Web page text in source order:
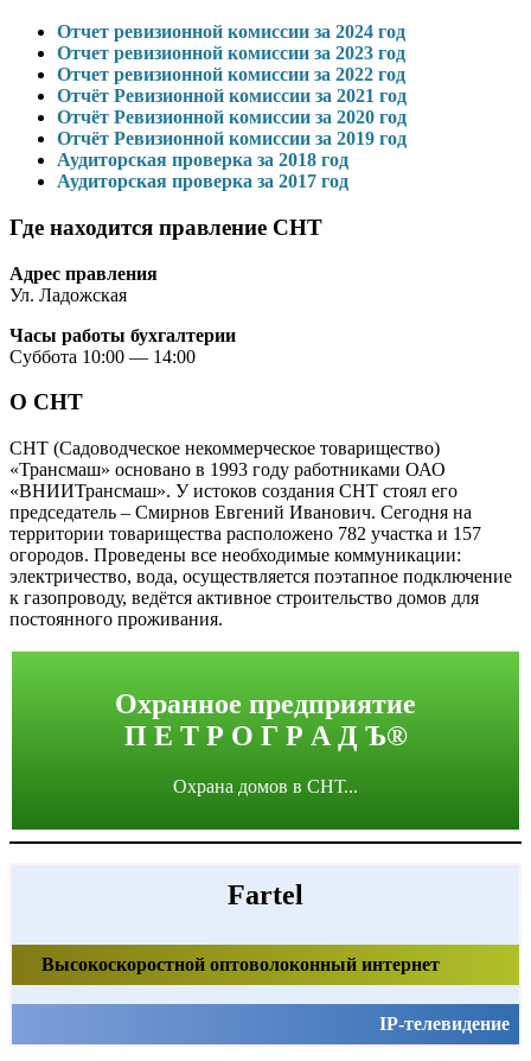
Отчет ревизионной комиссии за 2024 год
Отчет ревизионной комиссии за 2023 год
Отчет ревизионной комиссии за 2022 год
Отчёт Ревизионной комиссии за 2021 год
Отчёт Ревизионной комиссии за 2020 год
Отчёт Ревизионной комиссии за 2019 год
Аудиторская проверка за 2018 год
Аудиторская проверка за 2017 год
Где находится правление СНТ
Адрес правления
Ул. Ладожская
Часы работы бухгалтерии
Суббота 10:00 — 14:00
О СНТ
СНТ (Садоводческое некоммерческое товарищество)
«Трансмаш» основано в 1993 году работниками ОАО
«ВНИИТрансмаш». У истоков создания СНТ стоял его
председатель – Смирнов Евгений Иванович. Сегодня на
территории товарищества расположено 782 участка и 157
огородов. Проведены все необходимые коммуникации:
электричество, вода, осуществляется поэтапное подключение
к газопроводу, ведётся активное строительство домов для
постоянного проживания.
Охранное предприятие
П Е Т Р О Г Р А Д Ъ®
Охрана домов в СНТ...
Fartel
Высокоскоростной оптоволоконный интернет
IP-телевидение